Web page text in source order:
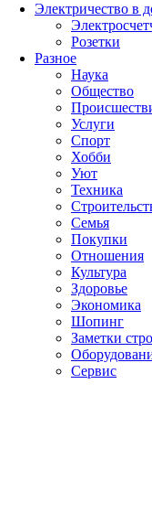
Электричество в
Розетки
Разное
Наука
Общество
Услуги
Спорт
Хобби
Уют
Техника
Семья
Покупки
Отношения
Культура
Здоровье
Экономика
Шопинг
Заметки
Сервис